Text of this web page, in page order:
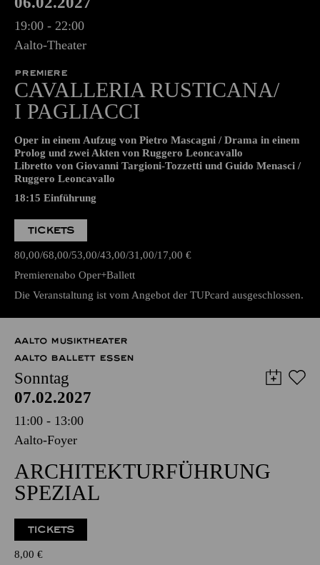
AALTO MUSIKTHEATER
Samstag
06.02.2027
19:00 - 22:00
Aalto-Theater
PREMIERE
CAVALLERIA RUSTICANA/
I PAGLIACCI
Oper in einem Aufzug von Pietro Mascagni / Drama in einem
Prolog und zwei Akten von Ruggero Leoncavallo
Ruggero Leoncavallo
18:15 Einführung
TICKETS
80,00 68,00 53,00 43,00 31,00 17,00€
Premierenabo Oper+Ballett
Die Veranstaltung ist vom Angebot der TUPcard ausgeschlossen.
AALTO MUSIKTHEATER
AALTO BALLETT ESSEN
Sonntag
07.02.2027
11:00 - 13:00
Aalto-Foyer
ARCHITEKTURFÜHRUNG
SPEZIAL